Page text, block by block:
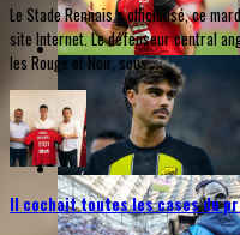
Le Stade Rennais a officialisé, ce
site Internet. Le défenseur central
les Rouge et Noir, sous...
Il cochait toutes les cases du